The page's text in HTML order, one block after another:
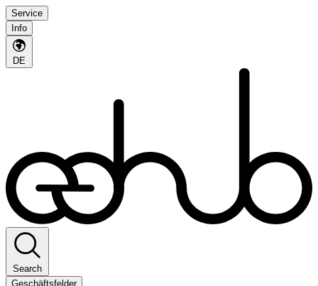
Service
Info
DE
Search
Geschäftsfelder